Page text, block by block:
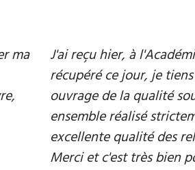
ma
J'ai reçu hier, à
récupéré ce jour, je
ouvrage de la qualité
ensemble réalisé
excellente qualité des
Merci et c'est très bien